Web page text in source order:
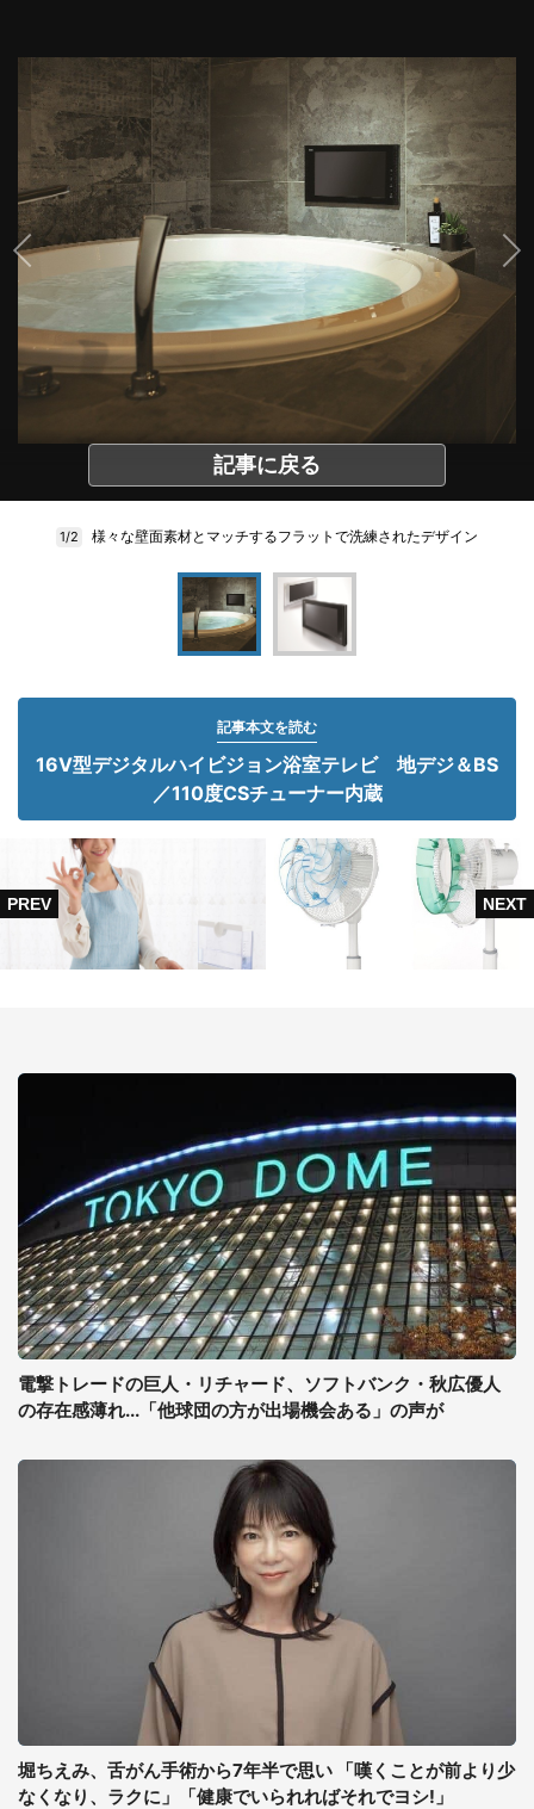
記事に戻る
1/2 様々な壁面素材とマッチするフラットで洗練されたデザイン
記事本文を読む
16V型デジタルハイビジョン浴室テレビ 地デジ＆BS
／110度CSチューナー内蔵
電撃トレードの巨人・リチャード、ソフトバンク・秋広優人
の存在感薄れ...「他球団の方が出場機会ある」の声が
堀ちえみ、舌がん手術から7年半で思い 「嘆くことが前より少
なくなり、ラクに」「健康でいられればそれでヨシ!」